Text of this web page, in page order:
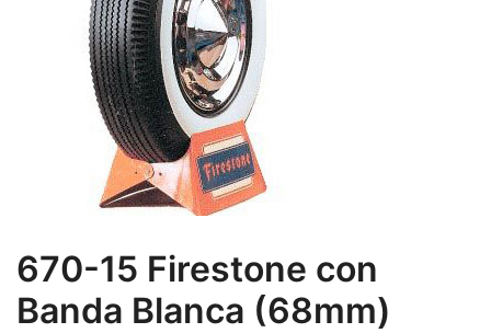
670-15 Firestone con
Banda Blanca (68mm)